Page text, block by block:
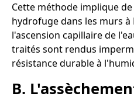
Cette méthode implique
hydrofuge dans les murs
l'ascension capillaire de
traités sont rendus
résistance durable à
B.